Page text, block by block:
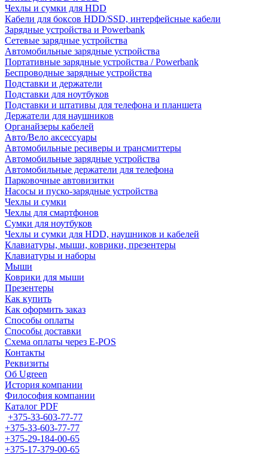
Чехлы и сумки для HDD
Кабели для боксов HDD/SSD, интерфейсные кабели
Зарядные устройства и Powerbank
Сетевые зарядные устройства
Автомобильные зарядные устройства
Портативные зарядные устройства / Powerbank
Беспроводные зарядные устройства
Подставки и держатели
Подставки для ноутбуков
Подставки и штативы для телефона и планшета
Держатели для наушников
Органайзеры кабелей
Авто/Вело аксессуары
Автомобильные ресиверы и трансмиттеры
Автомобильные зарядные устройства
Автомобильные держатели для телефона
Парковочные автовизитки
Насосы и пуско-зарядные устройства
Чехлы и сумки
Чехлы для смартфонов
Сумки для ноутбуков
Чехлы и сумки для HDD, наушников и кабелей
Клавиатуры, мыши, коврики, презентеры
Клавиатуры и наборы
Мыши
Коврики для мыши
Презентеры
Как купить
Как оформить заказ
Способы оплаты
Способы доставки
Схема оплаты через E-POS
Контакты
Реквизиты
Об Ugreen
История компании
Философия компании
Каталог PDF
+375-33-603-77-77
+375-33-603-77-77
+375-29-184-00-65
+375-17-379-00-65